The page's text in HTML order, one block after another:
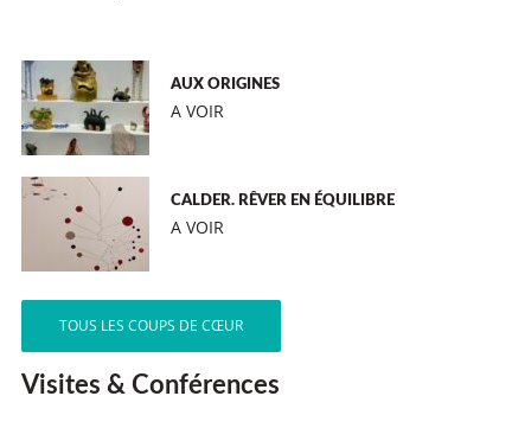
AUX ORIGINES
A VOIR
CALDER. RÊVER EN ÉQUILIBRE
A VOIR
TOUS LES COUPS DE CŒUR
Visites & Conférences